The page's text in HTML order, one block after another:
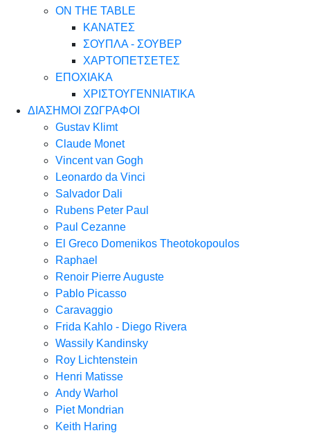
ON THE TABLE
ΚΑΝΑΤΕΣ
ΣΟΥΠΛΑ - ΣΟΥΒΕΡ
ΧΑΡΤΟΠΕΤΣΕΤΕΣ
ΕΠΟΧΙΑΚΑ
ΧΡΙΣΤΟΥΓΕΝΝΙΑΤΙΚΑ
ΔΙΑΣΗΜΟΙ ΖΩΓΡΑΦΟΙ
Gustav Klimt
Claude Monet
Vincent van Gogh
Leonardo da Vinci
Salvador Dali
Rubens Peter Paul
Paul Cezanne
El Greco Domenikos Theotokopoulos
Raphael
Renoir Pierre Auguste
Pablo Picasso
Caravaggio
Frida Kahlo - Diego Rivera
Wassily Kandinsky
Roy Lichtenstein
Henri Matisse
Andy Warhol
Piet Mondrian
Keith Haring